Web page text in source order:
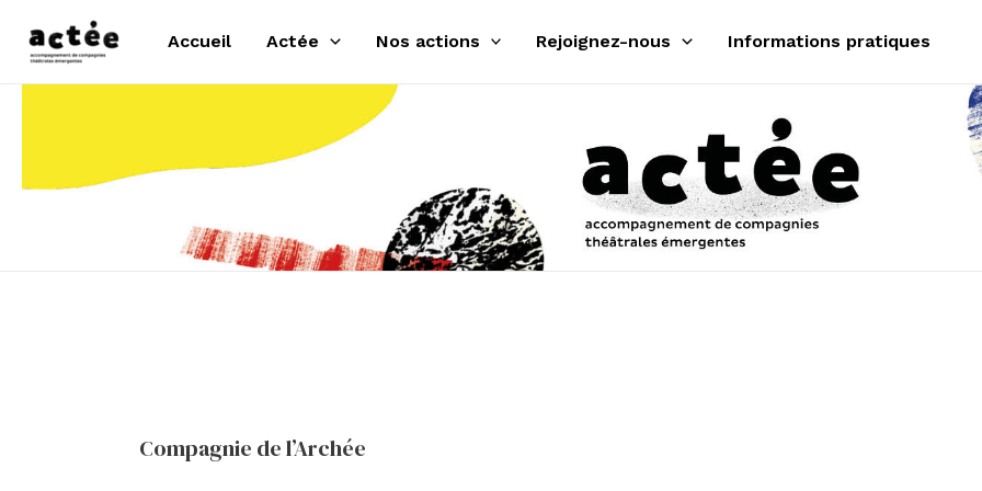
Accueil Actée Nos actions Rejoignez-nous Informations pratiques
Compagnie de l’Archée